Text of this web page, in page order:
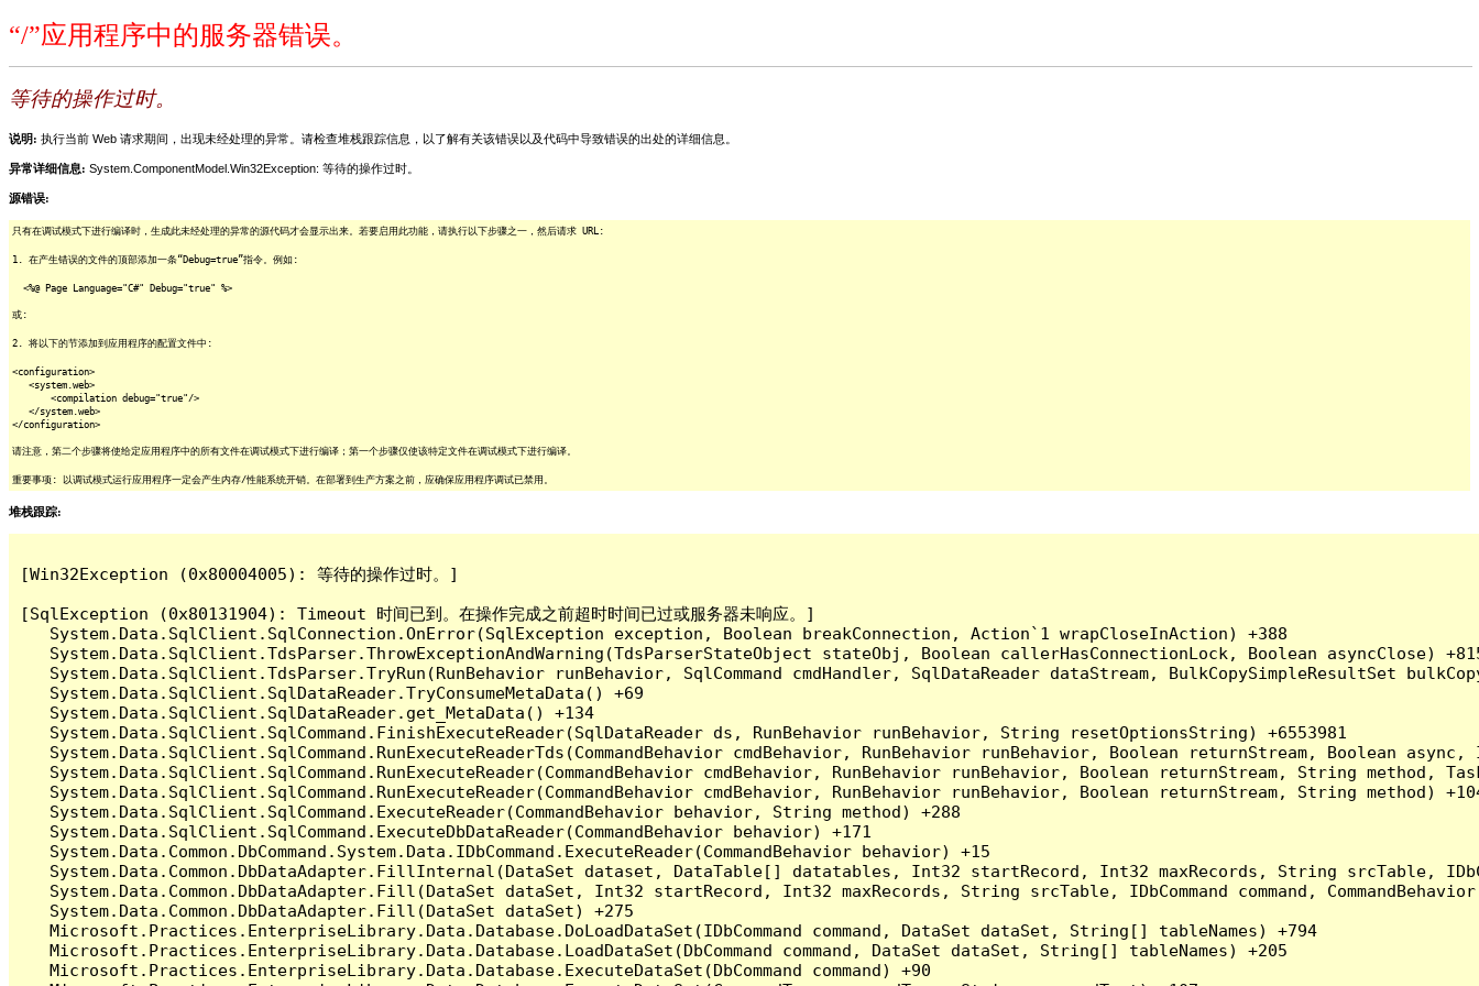
“/”应用程序中的服务器错误。
等待的操作过时。
说明: 执行当前 Web 请求期间，出现未经处理的异常。请检查堆栈跟踪信息，以了解有关该错误以及代码中导致错误的出处的详细信息。
异常详细信息: System.ComponentModel.Win32Exception: 等待的操作过时。
源错误:
只有在调试模式下进行编译时，生成此未经处理的异常的源代码才会显示出来。若要启用此功能，请执行以下步骤之一，然后请求 URL:
1. 在产生错误的文件的顶部添加一条“Debug=true”指令。例如:
<%@ Page Language="C#" Debug="true" %>
或:
2. 将以下的节添加到应用程序的配置文件中:
<configuration>
<system.web>
<compilation debug="true"/>
</system.web>
</configuration>
请注意，第二个步骤将使给定应用程序中的所有文件在调试模式下进行编译；第一个步骤仅使该特定文件在调试模式下进行编译。
重要事项: 以调试模式运行应用程序一定会产生内存/性能系统开销。在部署到生产方案之前，应确保应用程序调试已禁用。
堆栈跟踪:
[Win32Exception (0x80004005): 等待的操作过时。]
[SqlException (0x80131904): Timeout 时间已到。在操作完成之前超时时间已过或服务器未响应。]
   System.Data.SqlClient.SqlConnection.OnError(SqlException exception, Boolean breakConnection, Action`1 wrapCloseInAction) +388
System.Data.SqlClient.TdsParser.ThrowExceptionAndWarning(TdsParserStateObject stateObj, Boolean callerHasConnectionLock, Boolean asyncClose)
System.Data.SqlClient.TdsParser.TryRun(RunBehavior runBehavior, SqlCommand cmdHandler, SqlDataReader dataStream, BulkCopySimpleResultSet
   System.Data.SqlClient.SqlDataReader.TryConsumeMetaData() +69
   System.Data.SqlClient.SqlDataReader.get_MetaData() +134
   System.Data.SqlClient.SqlCommand.FinishExecuteReader(SqlDataReader ds, RunBehavior runBehavior, String resetOptionsString) +6553981
System.Data.SqlClient.SqlCommand.RunExecuteReaderTds(CommandBehavior cmdBehavior, RunBehavior runBehavior, Boolean returnStream, Boolean
System.Data.SqlClient.SqlCommand.RunExecuteReader(CommandBehavior cmdBehavior, RunBehavior runBehavior, Boolean returnStream, String method,
System.Data.SqlClient.SqlCommand.RunExecuteReader(CommandBehavior cmdBehavior, RunBehavior runBehavior, Boolean returnStream, String method)
   System.Data.SqlClient.SqlCommand.ExecuteReader(CommandBehavior behavior, String method) +288
   System.Data.SqlClient.SqlCommand.ExecuteDbDataReader(CommandBehavior behavior) +171
   System.Data.Common.DbCommand.System.Data.IDbCommand.ExecuteReader(CommandBehavior behavior) +15
System.Data.Common.DbDataAdapter.FillInternal(DataSet dataset, DataTable[] datatables, Int32 startRecord, Int32 maxRecords, String srcTable,
System.Data.Common.DbDataAdapter.Fill(DataSet dataSet, Int32 startRecord, Int32 maxRecords, String srcTable, IDbCommand command,
   System.Data.Common.DbDataAdapter.Fill(DataSet dataSet) +275
   Microsoft.Practices.EnterpriseLibrary.Data.Database.DoLoadDataSet(IDbCommand command, DataSet dataSet, String[] tableNames) +794
   Microsoft.Practices.EnterpriseLibrary.Data.Database.LoadDataSet(DbCommand command, DataSet dataSet, String[] tableNames) +205
   Microsoft.Practices.EnterpriseLibrary.Data.Database.ExecuteDataSet(DbCommand command) +90